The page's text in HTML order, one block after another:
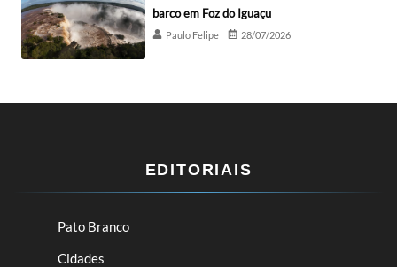
barco em Foz do Iguaçu
Paulo Felipe 28/07/2026
EDITORIAIS
Pato Branco
Cidades